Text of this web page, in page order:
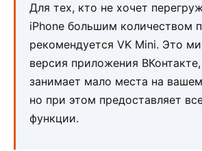
Для тех, кто не хочет
iPhone большим количеством
рекомендуется VK Mini. Это
версия приложения
занимает мало места на
но при этом предоставляет
функции.